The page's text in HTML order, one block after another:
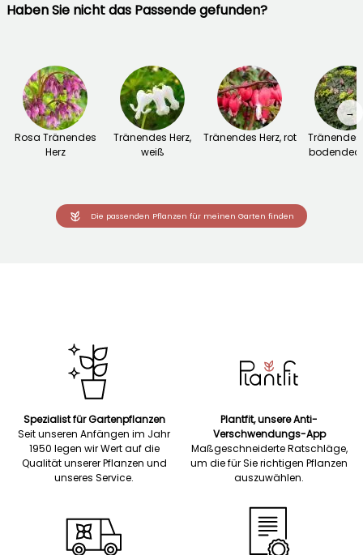
Haben Sie nicht das Passende gefunden?
Rosa Tränendes
Herz
Tränendes Herz,
weiß
Tränendes Herz, rot
Tränendes
→
Die passenden Pflanzen für meinen Garten finden
Spezialist für Gartenpflanzen
Seit unseren Anfängen im Jahr
1950 legen wir Wert auf die
Qualität unserer Pflanzen und
unseres Service.
Plantfit, unsere Anti-
Verschwendungs-App
Maßgeschneiderte Ratschläge,
um die für Sie richtigen Pflanzen
auszuwählen.